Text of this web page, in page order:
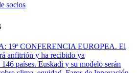
socios
19ª CONFERENCIA EUROPEA. El
anfitrión y ha recibido ya
países. Euskadi y su modelo serán